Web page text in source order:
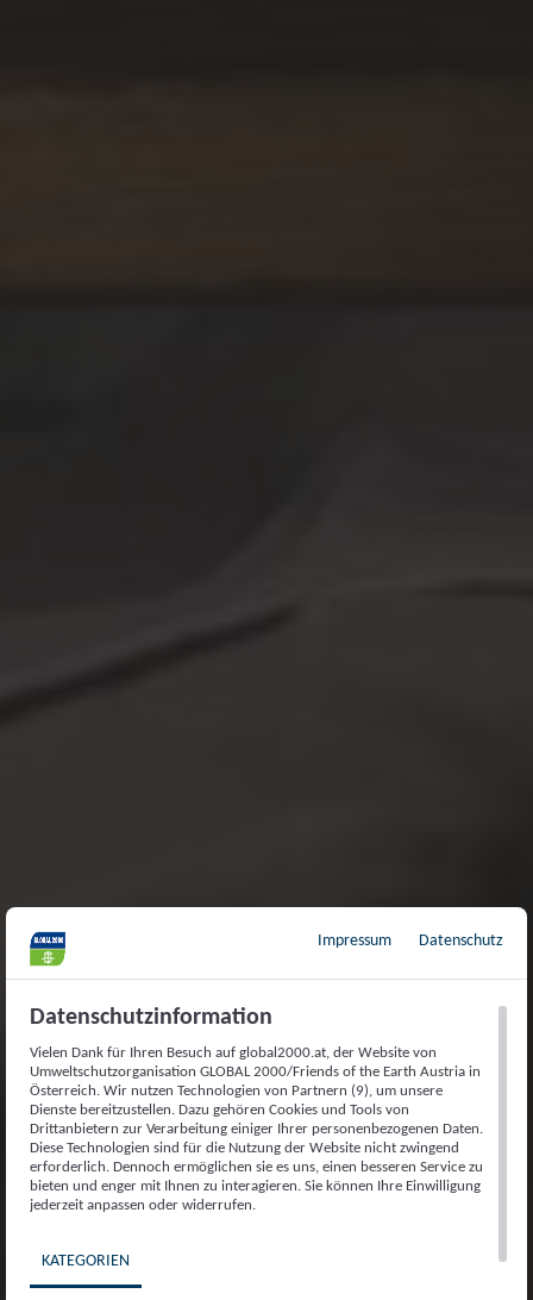
Impressum Datenschutz
Datenschutzinformation
Vielen Dank für Ihren Besuch auf global2000.at, der Website von
Umweltschutzorganisation GLOBAL 2000/Friends of the Earth Austria in
Österreich. Wir nutzen Technologien von Partnern (9), um unsere
Dienste bereitzustellen. Dazu gehören Cookies und Tools von
Drittanbietern zur Verarbeitung einiger Ihrer personenbezogenen Daten.
Diese Technologien sind für die Nutzung der Website nicht zwingend
erforderlich. Dennoch ermöglichen sie es uns, einen besseren Service zu
bieten und enger mit Ihnen zu interagieren. Sie können Ihre Einwilligung
jederzeit anpassen oder widerrufen.
KATEGORIEN